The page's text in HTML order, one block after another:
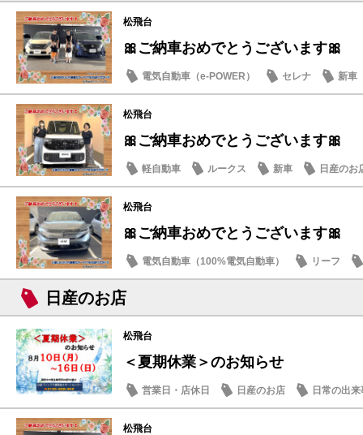
松飛台
🎀ご納車おめでとうございます🎀
電気自動車（e-POWER） セレナ 新車
松飛台
🎀ご納車おめでとうございます🎀
軽自動車 ルークス 新車 日産のお
松飛台
🎀ご納車おめでとうございます🎀
電気自動車（100%電気自動車） リーフ
日産のお店
松飛台
＜夏期休業＞のお知らせ
営業日・店休日 日産のお店 日常の出来
松飛台